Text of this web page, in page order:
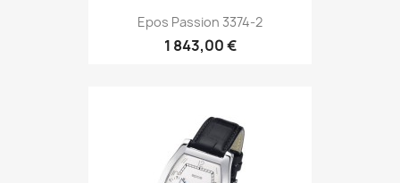
Epos Elegance 3362-1